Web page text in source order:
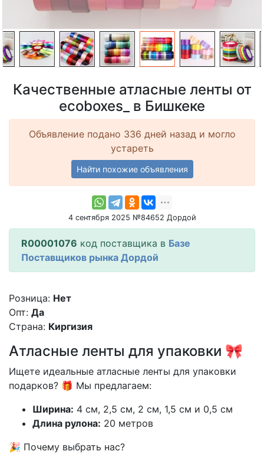
Качественные атласные ленты от
ecoboxes_ в Бишкеке
Объявление подано 336 дней назад и могло
устареть
Найти похожие объявления
4 сентября 2025 №84652 Дордой
R00001076 код поставщика в Базе
Поставщиков рынка Дордой
Розница: Нет
Опт: Да
Страна: Киргизия
Атласные ленты для упаковки 🎀
Ищете идеальные атласные ленты для упаковки
подарков? 🎁 Мы предлагаем:
Ширина: 4 см, 2,5 см, 2 см, 1,5 см и 0,5 см
Длина рулона: 20 метров
🎉 Почему выбрать нас?